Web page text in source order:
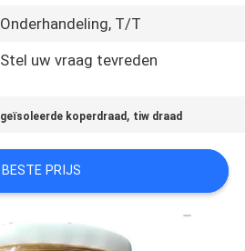
Onderhandeling, T/T
Stel uw vraag tevreden
geïsoleerde koperdraad , tiw draad
BESTE PRIJS